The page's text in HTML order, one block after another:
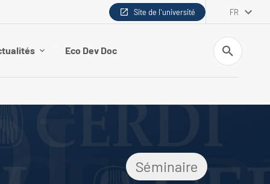
Site de l'université FR
Eco Dev Doc
Recherche
Séminaire